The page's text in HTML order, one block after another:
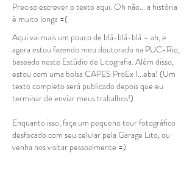
Preciso escrever o texto aqui. Oh não... a história
é muito longa =(
Aqui vai mais um pouco de blá-blá-blá – ah, e
agora estou fazendo meu doutorado na PUC-Rio,
baseado neste Estúdio de Litografia. Além disso,
estou com uma bolsa CAPES ProEx I...eba! (Um
texto completo será publicado depois que eu
terminar de enviar meus trabalhos!)
Enquanto isso, faça um pequeno tour fotográfico
desfocado com seu celular pela Garage Lito, ou
venha nos visitar pessoalmente =)